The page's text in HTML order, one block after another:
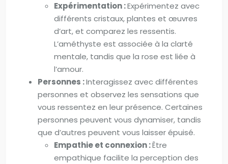
Expérimentation :Expérimentez avec
différents cristaux, plantes et œuvres
d’art, et comparez les ressentis.
L’améthyste est associée à la clarté
mentale, tandis que la rose est liée à
l’amour.
Personnes :Interagissez avec différentes
personnes et observez les sensations que
vous ressentez en leur présence. Certaines
personnes peuvent vous dynamiser, tandis
que d’autres peuvent vous laisser épuisé.
Empathie et connexion :Être
empathique facilite la perception des